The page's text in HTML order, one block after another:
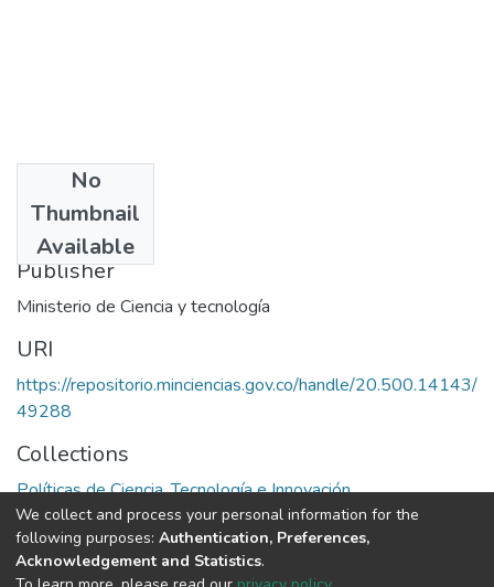
No
Thumbnail
Available
1991
Publisher
Ministerio de Ciencia y tecnología
URI
https://repositorio.minciencias.gov.co/handle/20.500.14143/
49288
Collections
Políticas de Ciencia, Tecnología e Innovación
Full item page
We collect and process your personal information for the
following purposes: Authentication, Preferences,
Acknowledgement and Statistics.